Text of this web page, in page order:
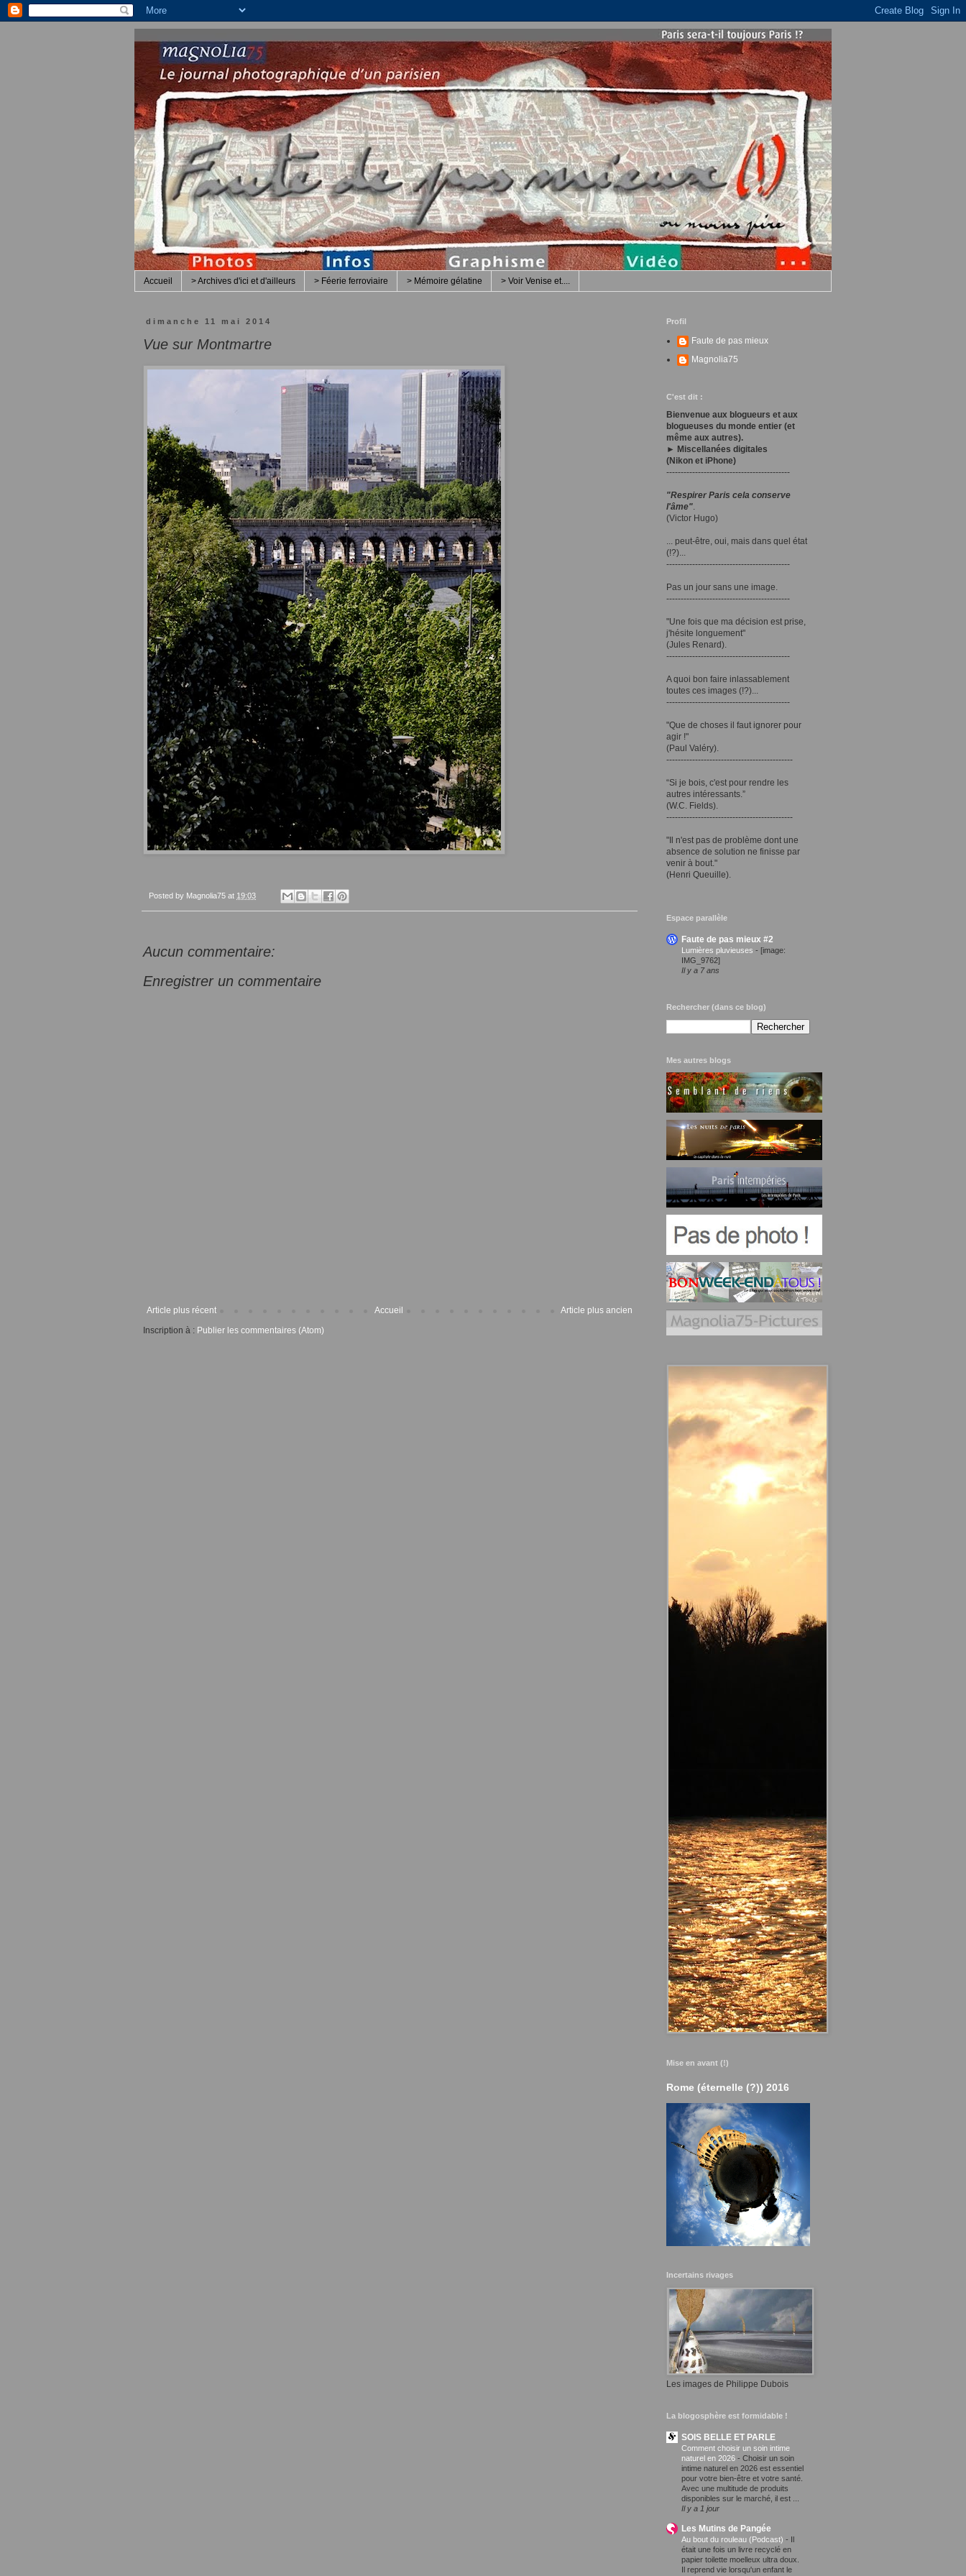
Accueil > Archives d'ici et d'ailleurs > Féerie ferroviaire > Mémoire gélatine > Voir Venise et....
dimanche 11 mai 2014
Vue sur Montmartre
Posted by Magnolia75 at 19:03
Aucun commentaire:
Enregistrer un commentaire
Article plus récent Article plus ancien
Accueil
Inscription à : Publier les commentaires (Atom)
Profil
Faute de pas mieux
Magnolia75
C'est dit :
Bienvenue aux blogueurs et aux
blogueuses du monde entier (et
même aux autres).
► Miscellanées digitales
(Nikon et iPhone)
-------------------------------------------
"Respirer Paris cela conserve
l'âme".
(Victor Hugo)
... peut-être, oui, mais dans quel état
(!?)...
-------------------------------------------
Pas un jour sans une image.
-------------------------------------------
"Une fois que ma décision est prise,
j'hésite longuement"
(Jules Renard).
-------------------------------------------
A quoi bon faire inlassablement
toutes ces images (!?)...
-------------------------------------------
"Que de choses il faut ignorer pour
agir !"
(Paul Valéry).
--------------------------------------------
“Si je bois, c'est pour rendre les
autres intéressants.”
(W.C. Fields).
--------------------------------------------
"Il n'est pas de problème dont une
absence de solution ne finisse par
venir à bout."
(Henri Queuille).
Espace parallèle
Faute de pas mieux #2
Lumières pluvieuses - [image:
IMG_9762]
Il y a 7 ans
Rechercher (dans ce blog)
Mes autres blogs
Mise en avant (!)
Rome (éternelle (?)) 2016
Incertains rivages
Les images de Philippe Dubois
La blogosphère est formidable !
SOIS BELLE ET PARLE
Comment choisir un soin intime
naturel en 2026 - Choisir un soin
intime naturel en 2026 est essentiel
pour votre bien-être et votre santé.
Avec une multitude de produits
disponibles sur le marché, il est ...
Il y a 1 jour
Les Mutins de Pangée
Au bout du rouleau (Podcast) - Il
était une fois un livre recyclé en
papier toilette moelleux ultra doux.
Il reprend vie lorsqu'un enfant le